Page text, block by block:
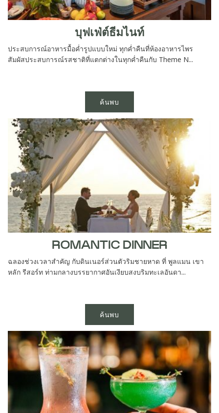
บุฟเฟ่ต์ธีมไนท์
ประสบการณ์อาหารมื้อค่ำรูปแบบใหม่ ทุกค่ำคืนที่ห้องอาหารไพร
สัมผัสประสบการณ์รสชาติที่แตกต่างในทุกค่ำคืนกับ Theme N...
ค้นพบ
ROMANTIC DINNER
ฉลองช่วงเวลาสำคัญ กับดินเนอร์ส่วนตัวริมชายหาด ที่ พูลแมน เขา
หลัก รีสอร์ท ท่ามกลางบรรยากาศอันเงียบสงบริมทะเลอันดา...
ค้นพบ